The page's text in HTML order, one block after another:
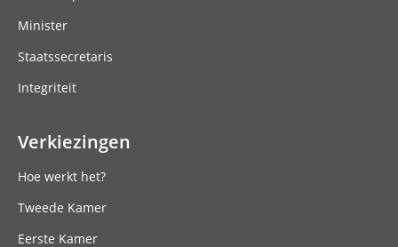
Minister
Staatssecretaris
Integriteit
Verkiezingen
Hoe werkt het?
Tweede Kamer
Eerste Kamer